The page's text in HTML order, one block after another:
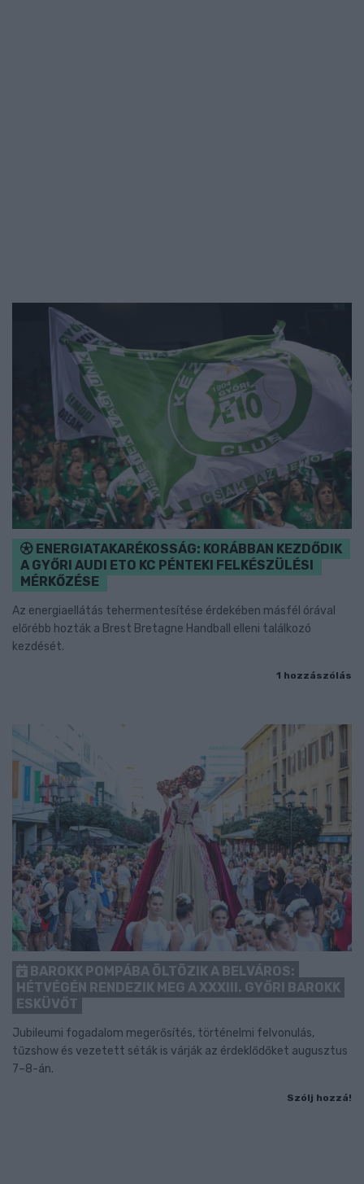
ENERGIATAKARÉKOSSÁG: KORÁBBAN KEZDŐDIK
A GYŐRI AUDI ETO KC PÉNTEKI FELKÉSZÜLÉSI
MÉRKŐZÉSE
Az energiaellátás tehermentesítése érdekében másfél órával
előrébb hozták a Brest Bretagne Handball elleni találkozó
kezdését.
1 hozzászólás
BAROKK POMPÁBA ÖLTÖZIK A BELVÁROS:
HÉTVÉGÉN RENDEZIK MEG A XXXIII. GYŐRI BAROKK
ESKÜVŐT
Jubileumi fogadalom megerősítés, történelmi felvonulás,
tűzshow és vezetett séták is várják az érdeklődőket augusztus
7–8-án.
Szólj hozzá!